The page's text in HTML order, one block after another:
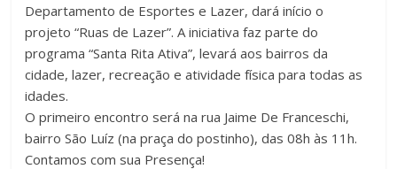
Departamento de Esportes e Lazer, dará início o
projeto “Ruas de Lazer”. A iniciativa faz parte do
programa “Santa Rita Ativa”, levará aos bairros da
cidade, lazer, recreação e atividade física para todas as
idades.
O primeiro encontro será na rua Jaime De Franceschi,
bairro São Luíz (na praça do postinho), das 08h às 11h.
Contamos com sua Presença!